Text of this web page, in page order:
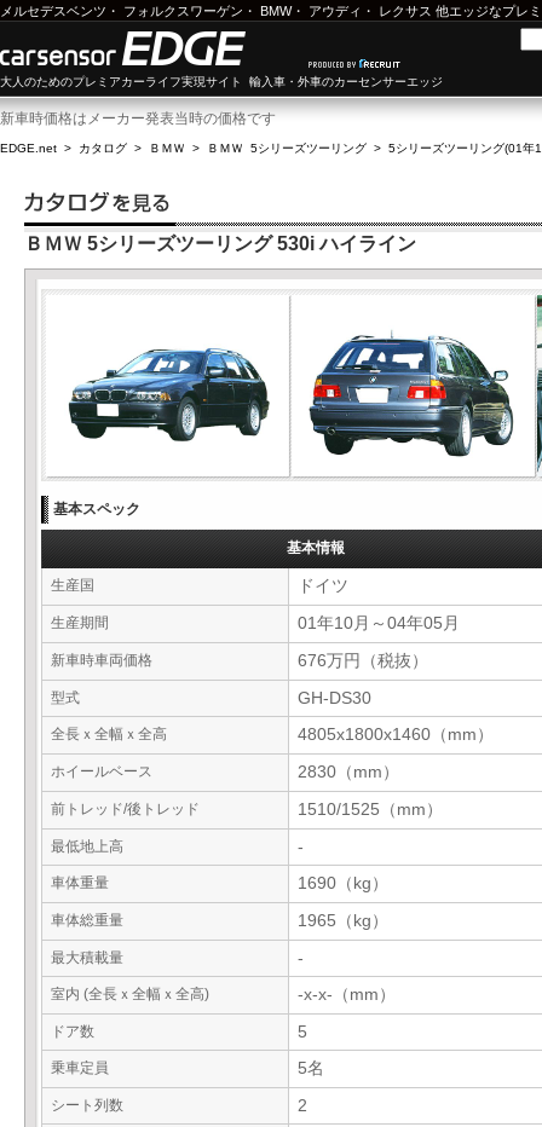
メルセデスベンツ ・ フォルクスワーゲン ・ BMW・ アウディ ・ レクサス 他エッジなプレ
大人のためのプレミアカーライフ実現サイト 輸入車・外車のカーセンサーエッジ
新車時価格はメーカー発表当時の価格です
EDGE.net > カタログ > ＢＭＷ > ＢＭＷ 5シリーズツーリング > 5シリーズツーリング(01年
ＢＭＷ 5シリーズツーリング 530i ハイライン
基本スペック
基本情報
生産国 ドイツ
生産期間 01年10月～04年05月
新車時車両価格 676万円（税抜）
型式 GH-DS30
全長ｘ全幅ｘ全高 4805x1800x1460（mm）
ホイールベース 2830（mm）
前トレッド/後トレッド 1510/1525（mm）
最低地上高 -
車体重量 1690（kg）
車体総重量 1965（kg）
最大積載量 -
室内 (全長ｘ全幅ｘ全高) -x-x-（mm）
ドア数 5
乗車定員 5名
シート列数 2